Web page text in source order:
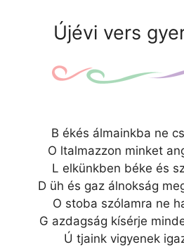
Újévi vers
B ékés álmainkba ne
O ltalmazzon minket
L elkünkben béke és
D üh és gaz álnokság
O stoba szólamra ne
G azdagság kísérje
Ú tjaink vigyenek